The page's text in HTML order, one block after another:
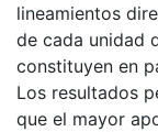
lineamientos
de cada unidad
constituyen en
Los resultados
que el mayor